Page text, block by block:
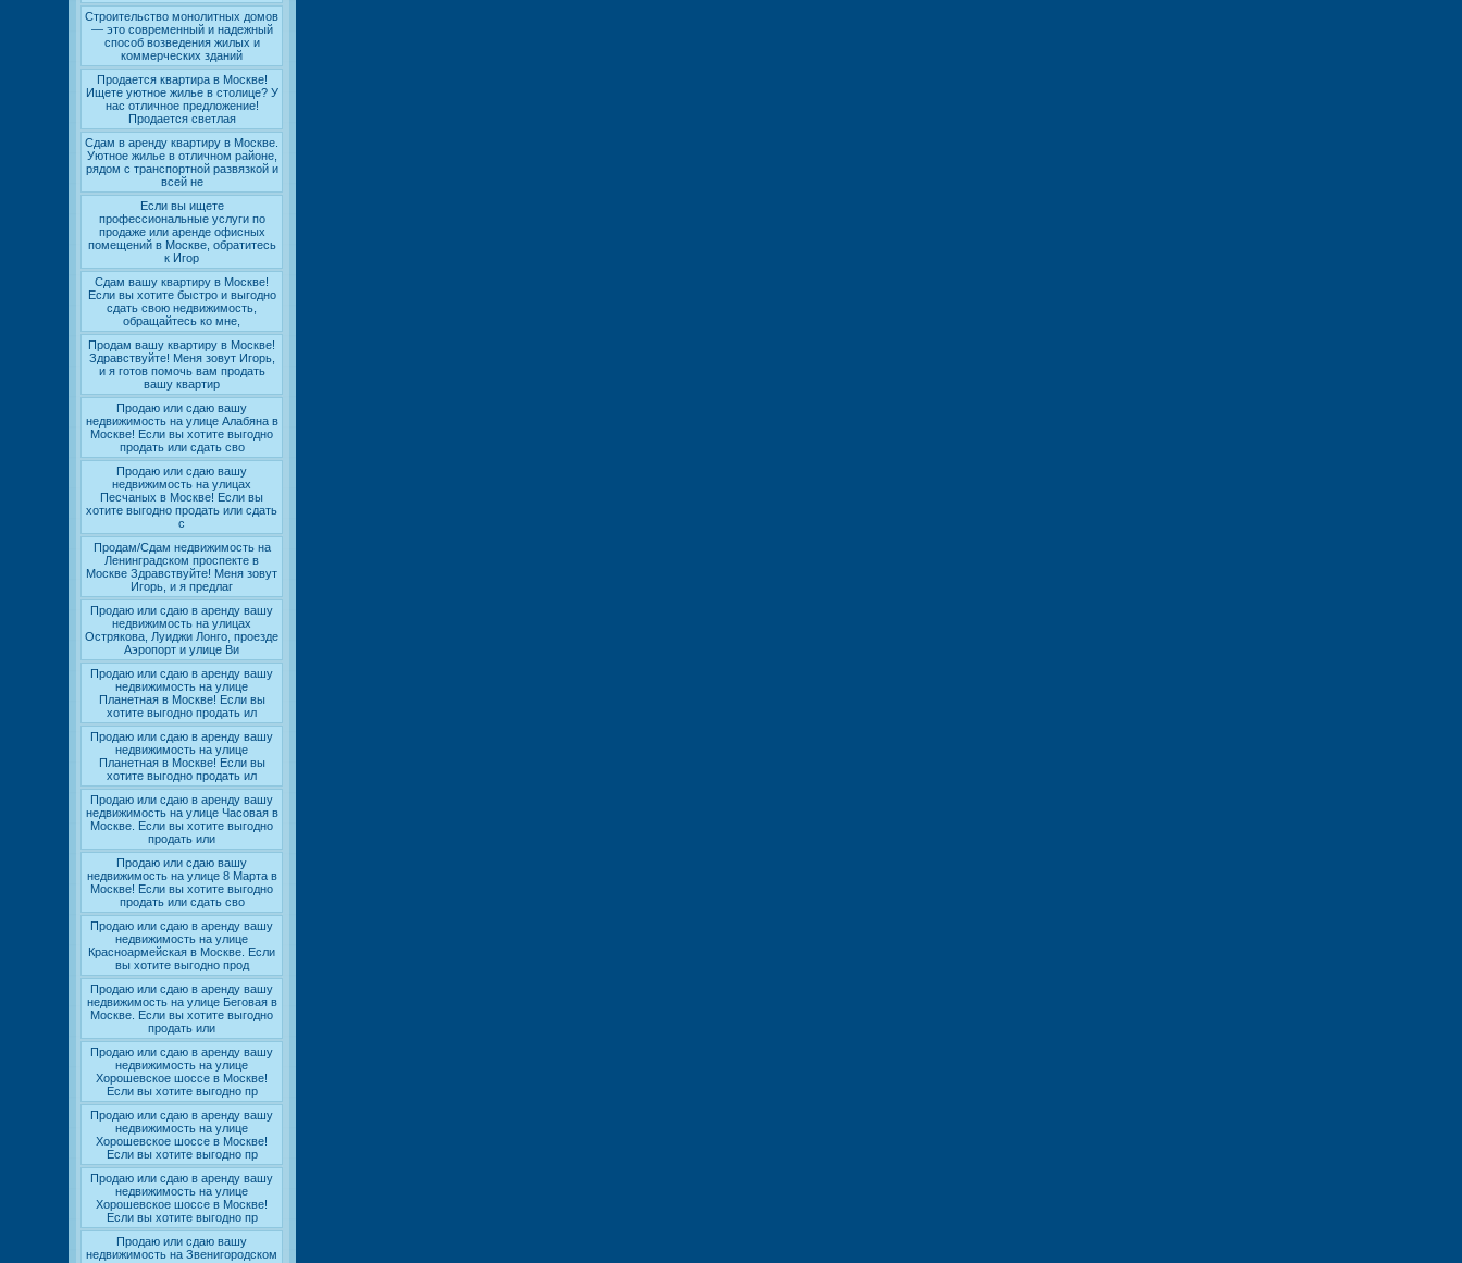
Строительство монолитных домов
— это современный и надежный
способ возведения жилых и
коммерческих зданий
Продается квартира в Москве!
Ищете уютное жилье в столице? У
нас отличное предложение!
Продается светлая
Сдам в аренду квартиру в Москве.
Уютное жилье в отличном районе,
рядом с транспортной развязкой и
всей не
Если вы ищете
профессиональные услуги по
продаже или аренде офисных
помещений в Москве, обратитесь
к Игор
Сдам вашу квартиру в Москве!
Если вы хотите быстро и выгодно
сдать свою недвижимость,
обращайтесь ко мне,
Продам вашу квартиру в Москве!
Здравствуйте! Меня зовут Игорь,
и я готов помочь вам продать
вашу квартир
Продаю или сдаю вашу
недвижимость на улице Алабяна в
Москве! Если вы хотите выгодно
продать или сдать сво
Продаю или сдаю вашу
недвижимость на улицах
Песчаных в Москве! Если вы
хотите выгодно продать или сдать
с
Продам/Сдам недвижимость на
Ленинградском проспекте в
Москве Здравствуйте! Меня зовут
Игорь, и я предлаг
Продаю или сдаю в аренду вашу
недвижимость на улицах
Острякова, Луиджи Лонго, проезде
Аэропорт и улице Ви
Продаю или сдаю в аренду вашу
недвижимость на улице
Планетная в Москве! Если вы
хотите выгодно продать ил
Продаю или сдаю в аренду вашу
недвижимость на улице
Планетная в Москве! Если вы
хотите выгодно продать ил
Продаю или сдаю в аренду вашу
недвижимость на улице Часовая в
Москве. Если вы хотите выгодно
продать или
Продаю или сдаю вашу
недвижимость на улице 8 Марта в
Москве! Если вы хотите выгодно
продать или сдать сво
Продаю или сдаю в аренду вашу
недвижимость на улице
Красноармейская в Москве. Если
вы хотите выгодно прод
Продаю или сдаю в аренду вашу
недвижимость на улице Беговая в
Москве. Если вы хотите выгодно
продать или
Продаю или сдаю в аренду вашу
недвижимость на улице
Хорошевское шоссе в Москве!
Если вы хотите выгодно пр
Продаю или сдаю в аренду вашу
недвижимость на улице
Хорошевское шоссе в Москве!
Если вы хотите выгодно пр
Продаю или сдаю в аренду вашу
недвижимость на улице
Хорошевское шоссе в Москве!
Если вы хотите выгодно пр
Продаю или сдаю вашу
недвижимость на Звенигородском